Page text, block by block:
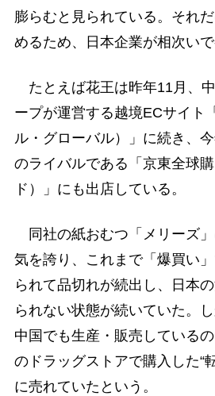
膨らむと見られている。それ
めるため、日本企業が相次いで
たとえば花王は昨年11月、
ープが運営する越境ECサイト
ル・グローバル）」に続き、
のライバルである「京東全球
ド）」にも出店している。
同社の紙おむつ「メリーズ
気を誇り、これまで「爆買い
られて品切れが続出し、日本
られない状態が続いていた。
中国でも生産・販売している
のドラッグストアで購入した“
に売れていたという。